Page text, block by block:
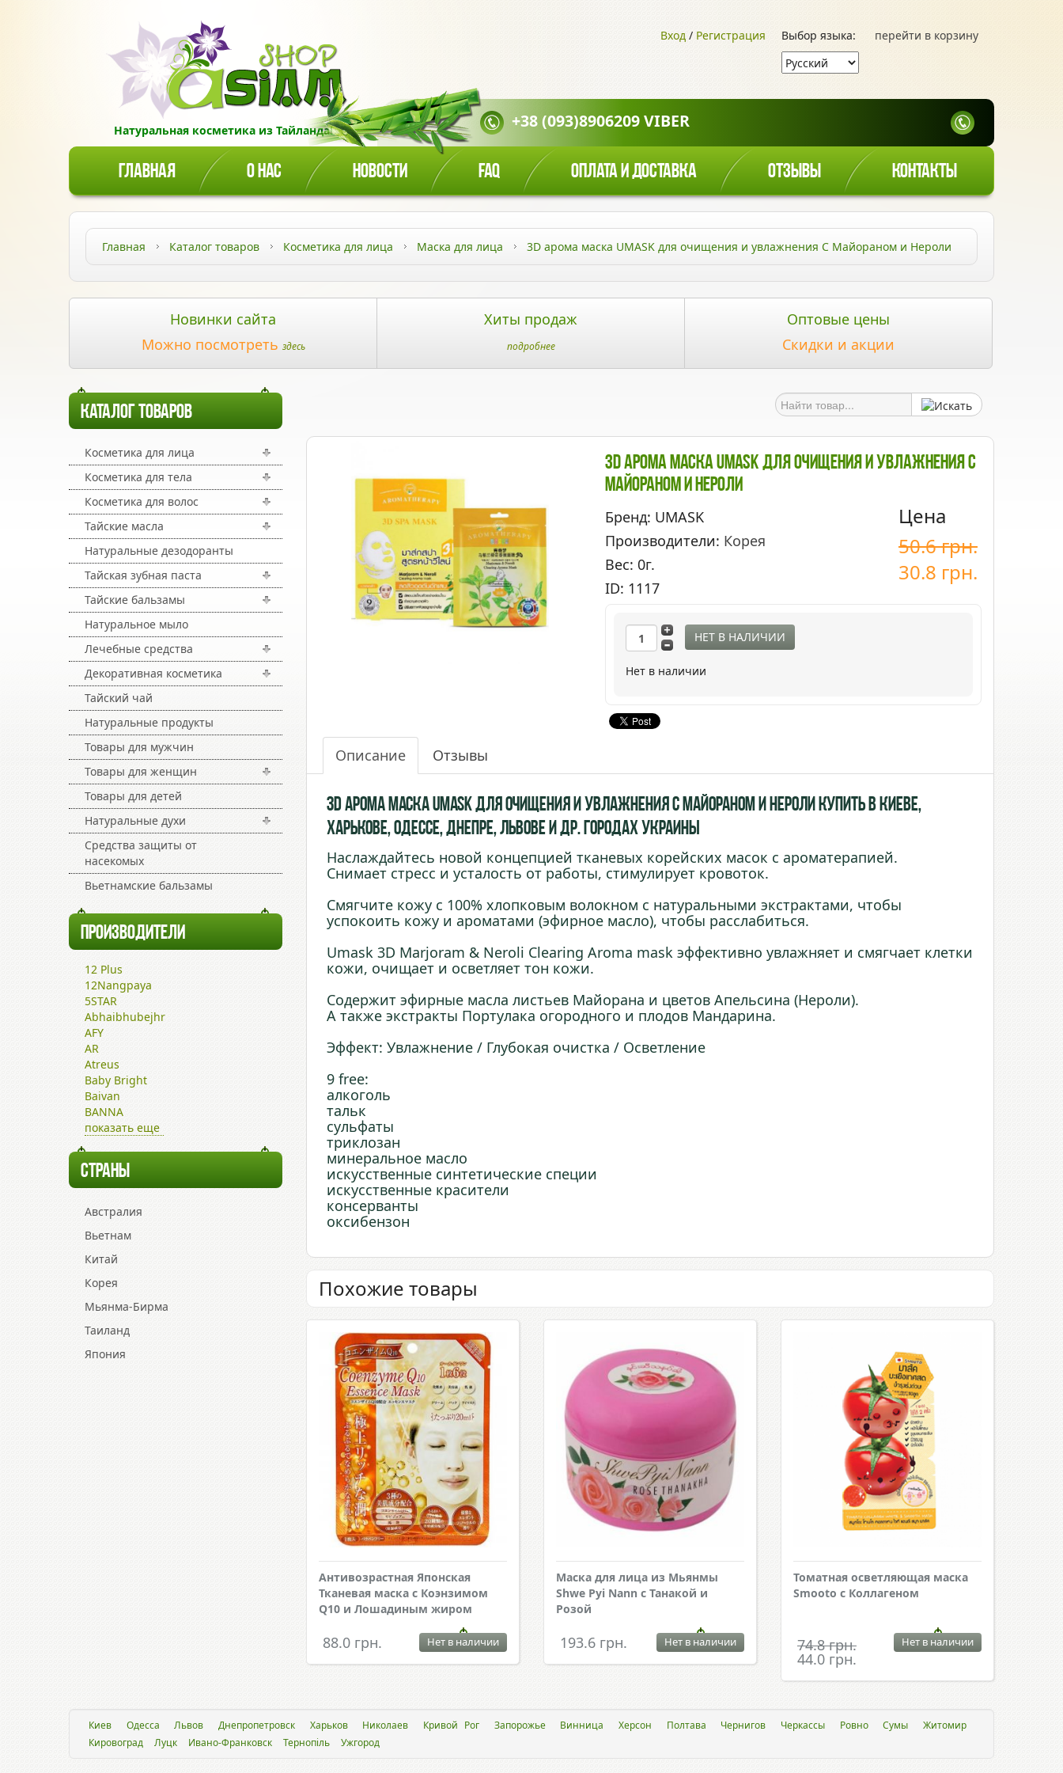
Натуральная косметика из Тайланда!
перейти в корзину
Выбор языка:
Вход / Регистрация
+38 (093)8906209 VIBER
ГЛАВНАЯ О НАС НОВОСТИ FAQ ОПЛАТА И ДОСТАВКА ОТЗЫВЫ КОНТАКТЫ
Главная Каталог товаров Косметика для лица Маска для лица 3D арома маска UMASK для очищения и увлажнения С Майораном и Нероли
Новинки сайта
Можно посмотреть здесь
Хиты продаж
подробнее
Оптовые цены
Скидки и акции
КАТАЛОГ ТОВАРОВ
Косметика для лица
Косметика для тела
Косметика для волос
Тайские масла
Натуральные дезодоранты
Тайская зубная паста
Тайские бальзамы
Натуральное мыло
Лечебные средства
Декоративная косметика
Тайский чай
Натуральные продукты
Товары для мужчин
Товары для женщин
Товары для детей
Натуральные духи
Средства защиты от
насекомых
Вьетнамские бальзамы
ПРОИЗВОДИТЕЛИ
12 Plus
12Nangpaya
5STAR
Abhaibhubejhr
AFY
AR
Atreus
Baby Bright
Baivan
BANNA
показать еще
СТРАНЫ
Австралия
Вьетнам
Китай
Корея
Мьянма-Бирма
Таиланд
Япония
3D Арома Маска UMASK Для Очищения И Увлажнения С
Майораном И Нероли
Бренд: UMASK
Производители: Корея
Вес: 0г.
ID: 1117
Цена
50.6грн.
30.8 грн.
НЕТ В НАЛИЧИИ
Нет в наличии
Описание Отзывы
3D арома маска UMASK для очищения и увлажнения С Майораном и Нероли купить в Киеве,
Харькове, Одессе, Днепре, Львове и др. городах Украины
Наслаждайтесь новой концепцией тканевых корейских масок с ароматерапией.
Снимает стресс и усталость от работы, стимулирует кровоток.
Смягчите кожу с 100% хлопковым волокном с натуральными экстрактами, чтобы
успокоить кожу и ароматами (эфирное масло), чтобы расслабиться.
Umask 3D Marjoram & Neroli Clearing Aroma mask эффективно увлажняет и смягчает клетки
кожи, очищает и осветляет тон кожи.
Содержит эфирные масла листьев Майорана и цветов Апельсина (Нероли).
А также экстракты Портулака огородного и плодов Мандарина.
Эффект: Увлажнение / Глубокая очистка / Осветление
9 free:
алкоголь
тальк
сульфаты
триклозан
минеральное масло
искусственные синтетические специи
искусственные красители
консерванты
оксибензон
Похожие товары
Антивозрастная Японская
Тканевая маска с Коэнзимом
Q10 и Лошадиным жиром
88.0 грн. Нет в наличии
Маска для лица из Мьянмы
Shwe Pyi Nann с Танакой и
Розой
193.6 грн. Нет в наличии
Томатная осветляющая маска
Smootо с Коллагеном
74.8 грн.
44.0 грн.
Нет в наличии
Киев Одесса Львов Днепропетровск Харьков Николаев Кривой Рог Запорожье Винница Херсон Полтава Чернигов Черкассы Ровно Сумы
Житомир
Кировоград
Луцк Ивано-Франковск Тернопіль Ужгород